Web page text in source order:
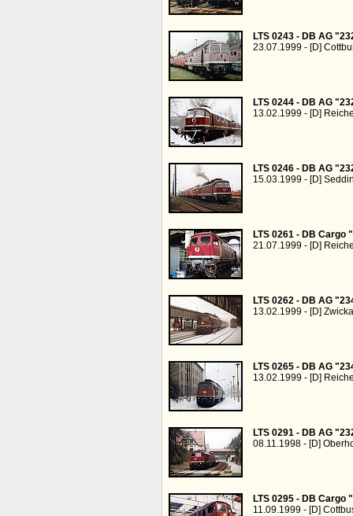
LTS 0243 - DB AG
23.07.1999 - [D]
LTS 0244 - DB AG
13.02.1999 - [D]
LTS 0246 - DB AG
15.03.1999 - [D]
LTS 0261 - DB Cargo
21.07.1999 - [D]
LTS 0262 - DB AG
13.02.1999 - [D]
LTS 0265 - DB AG
13.02.1999 - [D]
LTS 0291 - DB AG
08.11.1998 - [D]
LTS 0295 - DB Cargo
11.09.1999 - [D]